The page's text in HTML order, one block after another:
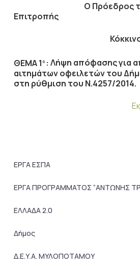
Ο Πρόεδρος
Επιτροπής
Κόκκινος
ΘΕΜΑ 1 ο : Λήψη απόφασης για
αιτημάτων οφειλετών του
στη ρύθμιση του Ν.4257/2014.
ΕΡΓΑ ΕΣΠΑ
ΕΡΓΑ ΠΡΟΓΡΑΜΜΑΤΟΣ “ΑΝΤΩΝΗΣ
ΕΛΛΑΔΑ 2.0
Δήμος
Δ.Ε.Υ.Α. ΜΥΛΟΠΟΤΑΜΟΥ